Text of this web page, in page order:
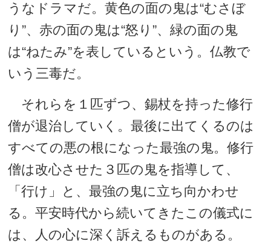
うなドラマだ。黄色の面の鬼は“むさぼ
り”、赤の面の鬼は“怒り”、緑の面の鬼
は“ねたみ”を表しているという。仏教で
いう三毒だ。
それらを１匹ずつ、錫杖を持った修行
僧が退治していく。最後に出てくるのは
すべての悪の根になった最強の鬼。修行
僧は改心させた３匹の鬼を指導して、
「行け」と、最強の鬼に立ち向かわせ
る。平安時代から続いてきたこの儀式に
は、人の心に深く訴えるものがある。